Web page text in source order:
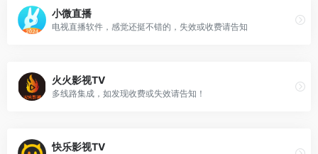
小微直播
电视直播软件，感觉还挺不错的，失效或收费请告知
火火影视TV
多线路集成，如发现收费或失效请告知！
快乐影视TV